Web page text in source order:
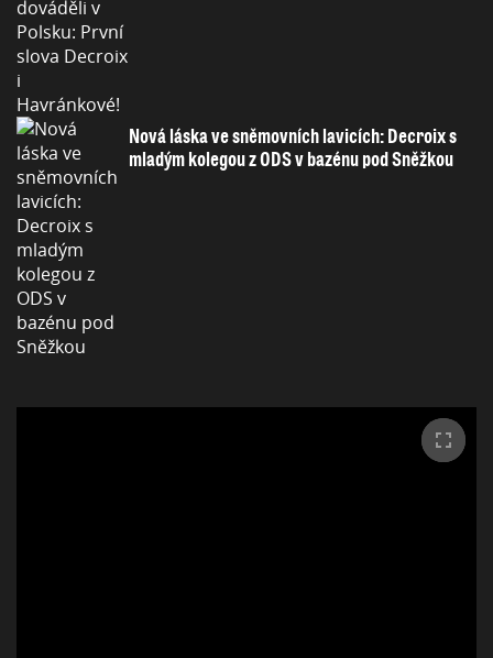
Nová láska ve sněmovních lavicích: Decroix s
mladým kolegou z ODS v bazénu pod Sněžkou